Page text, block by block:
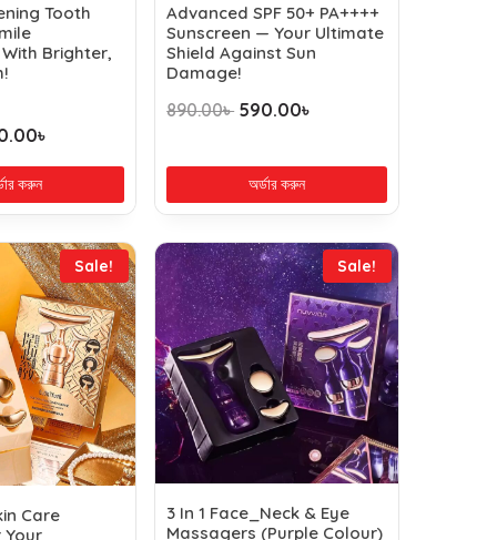
Tooth
Brighter,
৳
করুন
Advanced SPF 50+ PA++++
Sunscreen — Your Ultimate
Shield Against Sun
Damage!
890.00৳ 590.00৳
অর্ডার করুন
Sale!
Care
Your
Sale!
3 In 1 Face_Neck & Eye
Massagers (Purple Colour)